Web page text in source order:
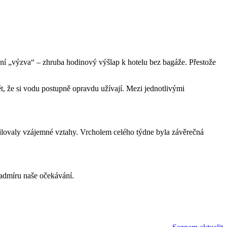
– zhruba hodinový výšlap k hotelu bez bagáže. Přestože
že si vodu postupně opravdu užívají. Mezi jednotlivými
vzájemné vztahy. Vrcholem celého týdne byla závěrečná
naše očekávání.